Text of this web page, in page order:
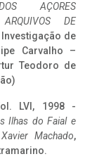
AÇORES
DE
Investigação de
Carvalho –
Teodoro de
LVI, 1998 -
Ilhas do Faial e
Machado,